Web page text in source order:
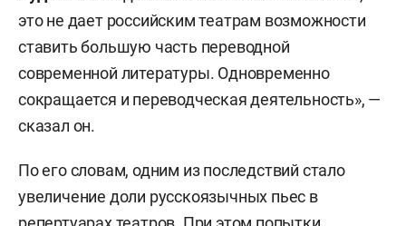
это не дает российским театрам возможности
ставить большую часть переводной
современной литературы. Одновременно
сокращается и переводческая деятельность», —
сказал он.
По его словам, одним из последствий стало
увеличение доли русскоязычных пьес в